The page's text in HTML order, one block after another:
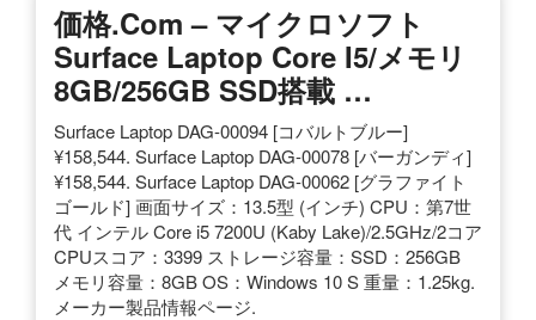
価格.com – マイクロソフト
Surface Laptop Core I5/メモリ
8GB/256GB SSD搭載 …
Surface Laptop DAG-00094 [コバルトブルー]
¥158,544. Surface Laptop DAG-00078 [バーガンディ]
¥158,544. Surface Laptop DAG-00062 [グラファイト
ゴールド] 画面サイズ：13.5型 (インチ) CPU：第7世
代 インテル Core i5 7200U (Kaby Lake)/2.5GHz/2コア
CPUスコア：3399 ストレージ容量：SSD：256GB
メモリ容量：8GB OS：Windows 10 S 重量：1.25kg.
メーカー製品情報ページ.